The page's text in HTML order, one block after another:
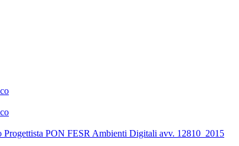
PON FESR Ambienti Digitali avv. 12810_2015